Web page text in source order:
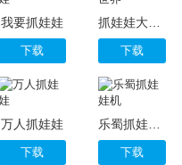
我要抓娃娃
下载
抓娃娃大世界
下载
万人抓娃娃
下载
乐蜀抓娃娃机
下载